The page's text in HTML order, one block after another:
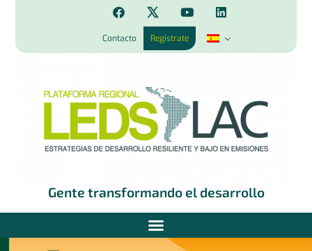
Contacto Regístrate
Gente transformando el desarrollo